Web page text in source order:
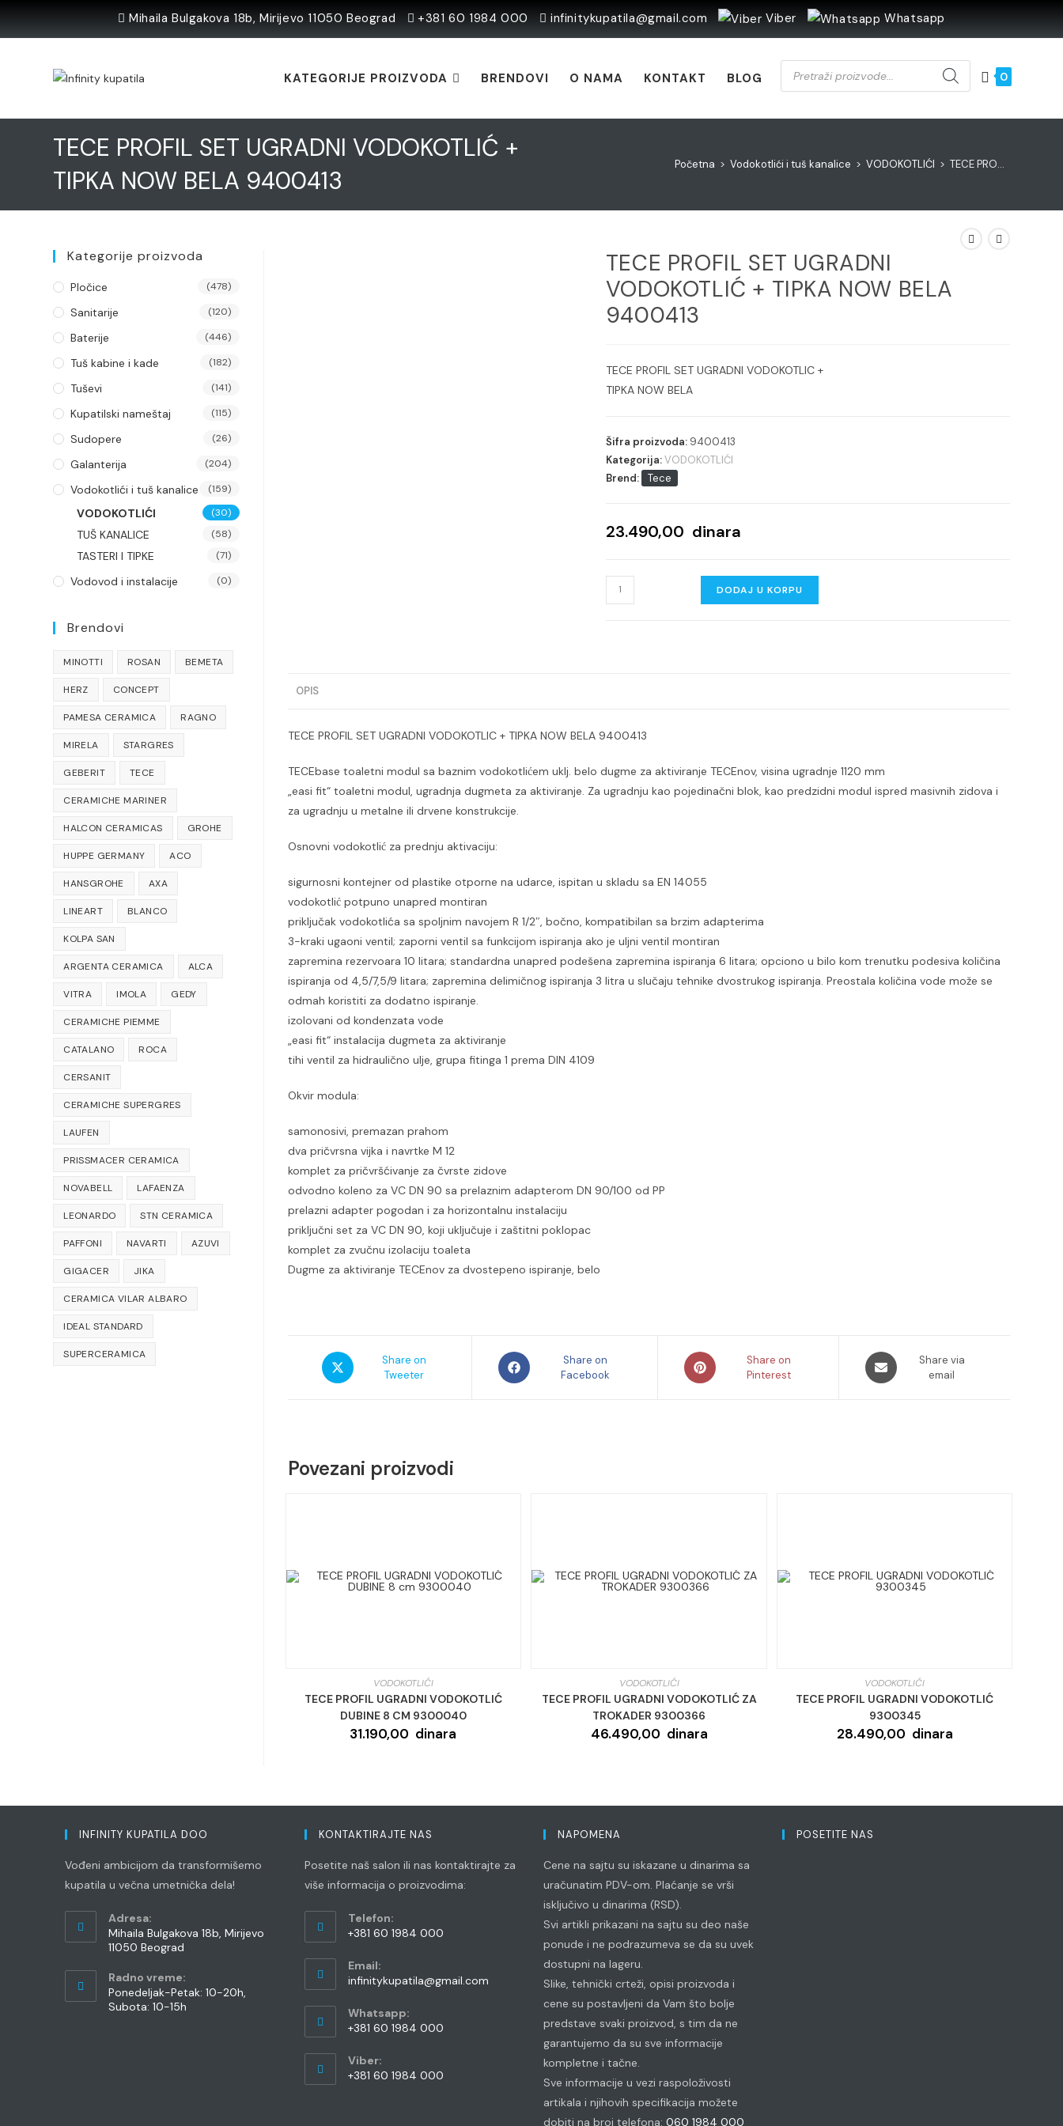
Mihaila Bulgakova 18b, Mirijevo 11050 Beograd +381 60 1984 000 infinitykupatila@gmail.com Viber Whatsapp
KATEGORIJE PROIZVODA BRENDOVI O NAMA KONTAKT BLOG
Products
search 0
TECE PROFIL SET UGRADNI VODOKOTLIĆ +
TIPKA NOW BELA 9400413
Početna > Vodokotlići i tuš kanalice > VODOKOTLIĆI > TECE PROFIL SET UGRADNI VODOKOTLIĆ + TIPKA NOW BELA 9400413
TECE PROFIL SET UGRADNI
VODOKOTLIĆ + TIPKA NOW BELA
9400413
TECE PROFIL SET UGRADNI VODOKOTLIC +
TIPKA NOW BELA
Šifra proizvoda: 9400413
Kategorija:VODOKOTLIĆI
Brend:
Tece
23.490,00 dinara
TECE
PROFIL
BELA
količina
DODAJ U KORPU
OPIS
TECE PROFIL SET UGRADNI VODOKOTLIC + TIPKA NOW BELA 9400413
TECEbase toaletni modul sa baznim vodokotlićem uklj. belo dugme za aktiviranje TECEnov, visina ugradnje 1120 mm
„easi fit“ toaletni modul, ugradnja dugmeta za aktiviranje. Za ugradnju kao pojedinačni blok, kao predzidni modul ispred masivnih zidova i
za ugradnju u metalne ili drvene konstrukcije.
Osnovni vodokotlić za prednju aktivaciju:
sigurnosni kontejner od plastike otporne na udarce, ispitan u skladu sa EN 14055
vodokotlić potpuno unapred montiran
priključak vodokotlića sa spoljnim navojem R 1/2″, bočno, kompatibilan sa brzim adapterima
3-kraki ugaoni ventil; zaporni ventil sa funkcijom ispiranja ako je uljni ventil montiran
zapremina rezervoara 10 litara; standardna unapred podešena zapremina ispiranja 6 litara; opciono u bilo kom trenutku podesiva količina
ispiranja od 4,5/7,5/9 litara; zapremina delimičnog ispiranja 3 litra u slučaju tehnike dvostrukog ispiranja. Preostala količina vode može se
odmah koristiti za dodatno ispiranje.
izolovani od kondenzata vode
„easi fit“ instalacija dugmeta za aktiviranje
tihi ventil za hidraulično ulje, grupa fitinga 1 prema DIN 4109
Okvir modula:
samonosivi, premazan prahom
dva pričvrsna vijka i navrtke M 12
komplet za pričvršćivanje za čvrste zidove
odvodno koleno za VC DN 90 sa prelaznim adapterom DN 90/100 od PP
prelazni adapter pogodan i za horizontalnu instalaciju
priključni set za VC DN 90, koji uključuje i zaštitni poklopac
komplet za zvučnu izolaciju toaleta
Dugme za aktiviranje TECEnov za dvostepeno ispiranje, belo
Opens
in
Share on
Tweeter
Opens
in
Share on
Facebook
Opens
in
Share on
Pinterest
Opens
in
Share via
email
Povezani proizvodi
VODOKOTLIĆI
TECE PROFIL UGRADNI VODOKOTLIĆ
DUBINE 8 CM 9300040
31.190,00 dinara
VODOKOTLIĆI
TECE PROFIL UGRADNI VODOKOTLIĆ ZA
TROKADER 9300366
46.490,00 dinara
VODOKOTLIĆI
TECE PROFIL UGRADNI VODOKOTLIĆ
9300345
28.490,00 dinara
Kategorije proizvoda
Pločice (478)
Sanitarije (120)
Baterije (446)
Tuš kabine i kade (182)
Tuševi (141)
Kupatilski nameštaj (115)
Sudopere (26)
Galanterija (204)
Vodokotlići i tuš kanalice (159)
VODOKOTLIĆI (30)
TUŠ KANALICE (58)
TASTERI I TIPKE (71)
Vodovod i instalacije (0)
Brendovi
MINOTTI ROSAN BEMETA
HERZ CONCEPT
PAMESA CERAMICA RAGNO
MIRELA STARGRES
GEBERIT TECE
CERAMICHE MARINER
HALCON CERAMICAS GROHE
HUPPE GERMANY ACO
HANSGROHE AXA
LINEART BLANCO
KOLPA SAN
ARGENTA CERAMICA ALCA
VITRA IMOLA GEDY
CERAMICHE PIEMME
CATALANO ROCA
CERSANIT
CERAMICHE SUPERGRES
LAUFEN
PRISSMACER CERAMICA
NOVABELL LAFAENZA
LEONARDO STN CERAMICA
PAFFONI NAVARTI AZUVI
GIGACER JIKA
CERAMICA VILAR ALBARO
IDEAL STANDARD
SUPERCERAMICA
INFINITY KUPATILA DOO
Vođeni ambicijom da transformišemo
kupatila u večna umetnička dela!
Adresa:
Mihaila Bulgakova 18b, Mirijevo
11050 Beograd
Radno vreme:
Ponedeljak-Petak: 10-20h,
Subota: 10-15h
KONTAKTIRAJTE NAS
Posetite naš salon ili nas kontaktirajte za
više informacija o proizvodima:
Telefon:
+381 60 1984 000
in
your
application
Email:
infinitykupatila@gmail.comOpens
application
Whatsapp:
+381 60 1984 000
in
your
Viber:
+381 60 1984 000
NAPOMENA
Cene na sajtu su iskazane u dinarima sa
uračunatim PDV-om. Plaćanje se vrši
isključivo u dinarima (RSD).
Svi artikli prikazani na sajtu su deo naše
ponude i ne podrazumeva se da su uvek
dostupni na lageru.
Slike, tehnički crteži, opisi proizvoda i
cene su postavljeni da Vam što bolje
predstave svaki proizvod, s tim da ne
garantujemo da su sve informacije
kompletne i tačne.
Sve informacije u vezi raspoloživosti
artikala i njihovih specifikacija možete
dobiti na broj telefona: 060 1984 000
POSETITE NAS